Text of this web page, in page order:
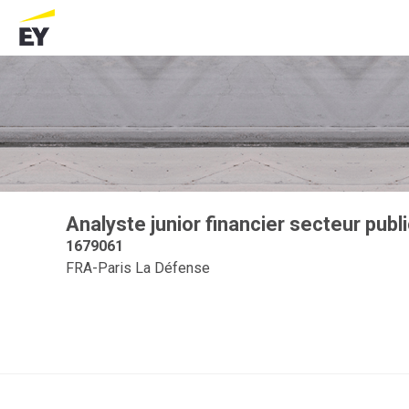
Analyste junior financier secteur
1679061
FRA-Paris La Défense